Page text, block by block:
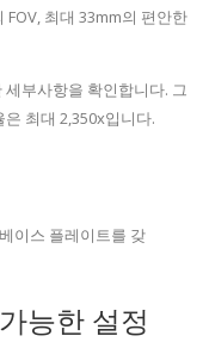
FOV, 최대 33mm의 편안한
부사항을 확인합니다. 그
최대 2,350x입니다.
이스 플레이트를 갖
능한 설정